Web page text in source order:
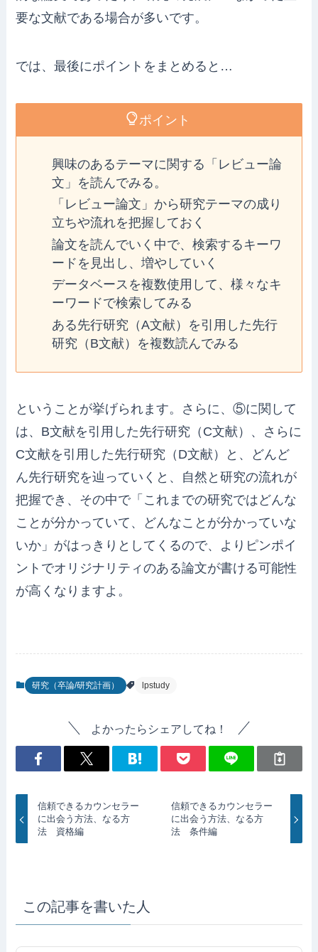
要な文献である場合が多いです。
では、最後にポイントをまとめると…
ポイント
興味のあるテーマに関する「レビュー論
文」を読んでみる。
「レビュー論文」から研究テーマの成り
立ちや流れを把握しておく
論文を読んでいく中で、検索するキーワ
ードを見出し、増やしていく
データベースを複数使用して、様々なキ
ーワードで検索してみる
ある先行研究（A文献）を引用した先行
研究（B文献）を複数読んでみる
ということが挙げられます。さらに、⑤に関して
は、B文献を引用した先行研究（C文献）、さらに
C文献を引用した先行研究（D文献）と、どんど
ん先行研究を辿っていくと、自然と研究の流れが
把握でき、その中で「これまでの研究ではどんな
ことが分かっていて、どんなことが分かっていな
いか」がはっきりとしてくるので、よりピンポイ
ントでオリジナリティのある論文が書ける可能性
が高くなりますよ。
研究（卒論/研究計画） lpstudy
よかったらシェアしてね！
信頼できるカウンセラー
に出会う方法、なる方
法 資格編
信頼できるカウンセラー
に出会う方法、なる方
法 条件編
この記事を書いた人